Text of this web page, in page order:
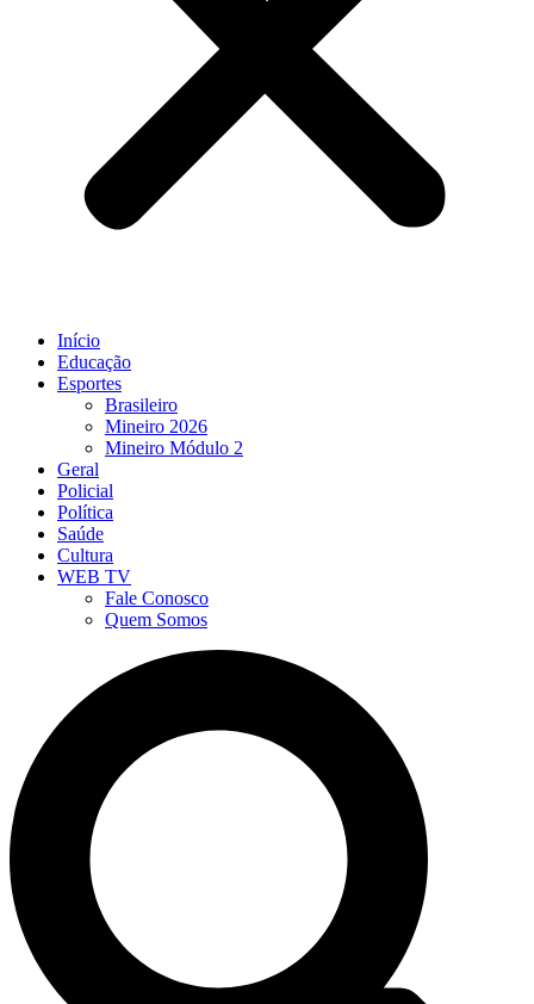
Início
Educação
Esportes
Brasileiro
Mineiro 2026
Mineiro Módulo 2
Geral
Policial
Política
Saúde
Cultura
WEB TV
Fale Conosco
Quem Somos